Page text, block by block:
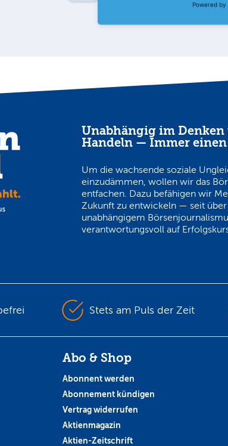
Unabhängig im
Handeln — Immer
Um die wachsende soziale
einzudämmen, wollen wir das
entfachen. Dazu befähigen wir
Zukunft zu entwickeln — seit
unabhängigem
verantwortungsvoll auf
Stets am Puls der Zeit
Abo & Shop
Abonnent werden
Abonnement kündigen
Vertrag widerrufen
Aktienmagazin
Aktien-Zeitschrift
Powered by